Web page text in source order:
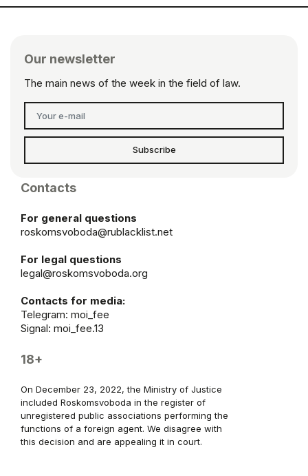
Our newsletter
The main news of the week in the field of law.
Subscribe
Contacts
For general questions
roskomsvoboda@rublacklist.net
For legal questions
legal@roskomsvoboda.org
Contacts for media:
Telegram: moi_fee
Signal: moi_fee.13
18+
On December 23, 2022, the Ministry of Justice
included Roskomsvoboda in the register of
unregistered public associations performing the
functions of a foreign agent. We disagree with
this decision and are appealing it in court.